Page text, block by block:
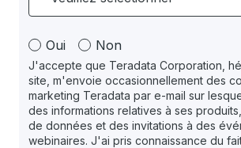
Oui Non
J'accepte que Teradata Corporation,
site, m'envoie occasionnellement des
marketing Teradata par e-mail sur
des informations relatives à ses
de données et des invitations à des
webinaires. J'ai pris connaissance du